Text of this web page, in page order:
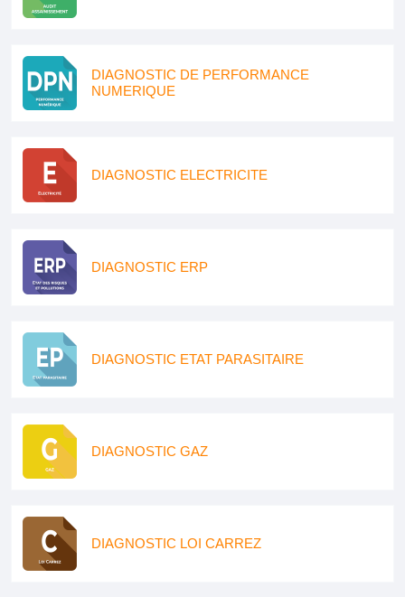
DIAGNOSTIC DE PERFORMANCE
NUMERIQUE
DIAGNOSTIC ELECTRICITE
DIAGNOSTIC ERP
DIAGNOSTIC ETAT PARASITAIRE
DIAGNOSTIC GAZ
DIAGNOSTIC LOI CARREZ